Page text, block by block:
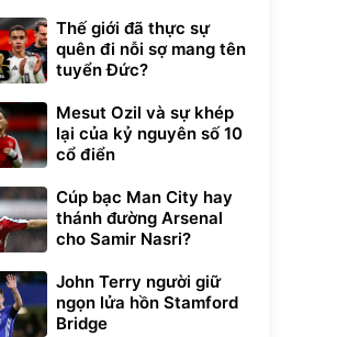
Thế giới đã thực sự
quên đi nỗi sợ mang tên
tuyển Đức?
Mesut Ozil và sự khép
lại của kỷ nguyên số 10
cổ điển
Cúp bạc Man City hay
thánh đường Arsenal
cho Samir Nasri?
John Terry người giữ
ngọn lửa hồn Stamford
Bridge